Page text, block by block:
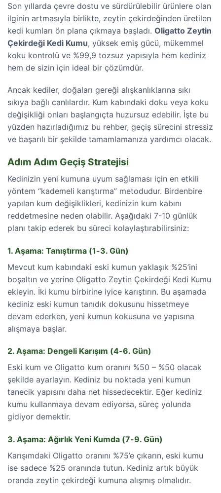
Son yıllarda çevre dostu ve sürdürülebilir ürünlere olan
ilginin artmasıyla birlikte, zeytin çekirdeğinden üretilen
kedi kumları ön plana çıkmaya başladı. Oligatto Zeytin
Çekirdeği Kedi Kumu, yüksek emiş gücü, mükemmel
koku kontrolü ve %99,9 tozsuz yapısıyla hem kediniz
hem de sizin için ideal bir çözümdür.
Ancak kediler, doğaları gereği alışkanlıklarına sıkı
sıkıya bağlı canlılardır. Kum kabındaki doku veya koku
değişikliği onları başlangıçta huzursuz edebilir. İşte bu
yüzden hazırladığımız bu rehber, geçiş sürecini stressiz
ve başarılı bir şekilde tamamlamanıza yardımcı olacak.
Adım Adım Geçiş Stratejisi
Kedinizin yeni kumuna uyum sağlaması için en etkili
yöntem “kademeli karıştırma” metodudur. Birdenbire
yapılan kum değişiklikleri, kedinizin kum kabını
reddetmesine neden olabilir. Aşağıdaki 7-10 günlük
planı takip ederek bu süreci kolaylaştırabilirsiniz:
1. Aşama: Tanıştırma (1-3. Gün)
Mevcut kum kabındaki eski kumun yaklaşık %25’ini
boşaltın ve yerine Oligatto Zeytin Çekirdeği Kedi Kumu
ekleyin. İki kumu birbirine iyice karıştırın. Bu aşamada
kediniz eski kumun tanıdık dokusunu hissetmeye
devam ederken, yeni kumun kokusuna ve yapısına
alışmaya başlar.
2. Aşama: Dengeli Karışım (4-6. Gün)
Eski kum ve Oligatto kum oranını %50 – %50 olacak
şekilde ayarlayın. Kediniz bu noktada yeni kumun
tanecik yapısını daha net hissedecektir. Eğer kediniz
kumu kullanmaya devam ediyorsa, süreç yolunda
gidiyor demektir.
3. Aşama: Ağırlık Yeni Kumda (7-9. Gün)
Karışımdaki Oligatto oranını %75’e çıkarın, eski kumu
ise sadece %25 oranında tutun. Kediniz artık büyük
oranda zeytin çekirdeği kumuna alışmış olmalıdır.